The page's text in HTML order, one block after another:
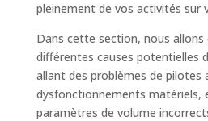
pleinement de vos activités sur
Dans cette section, nous allons
différentes causes potentielles
allant des problèmes de pilotes
dysfonctionnements matériels,
paramètres de volume